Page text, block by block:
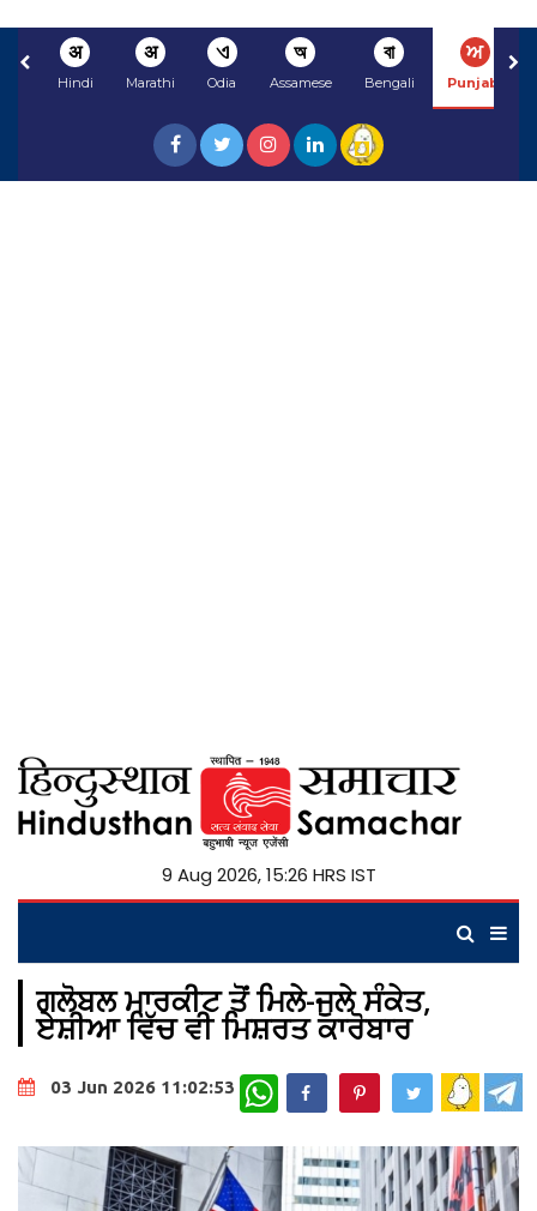
अ
Hindi
अ
Marathi
ଏ
Odia
অ
Assamese
বা
Bengali
ਅ
Punjabi
9 Aug 2026, 15:26 HRS IST
ਗਲੋਬਲ ਮਾਰਕੀਟ ਤੋਂ ਮਿਲੇ-ਜੁਲੇ ਸੰਕੇਤ,
ਏਸ਼ੀਆ ਵਿੱਚ ਵੀ ਮਿਸ਼ਰਤ ਕਾਰੋਬਾਰ
03 Jun 2026 11:02:53 WhatsApp